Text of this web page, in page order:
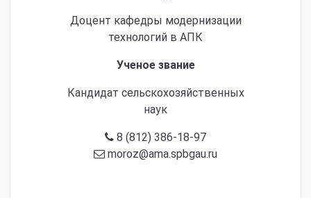
Доцент кафедры модернизации
технологий в АПК
Ученое звание
Кандидат сельскохозяйственных
наук
8 (812) 386-18-97
moroz@ama.spbgau.ru